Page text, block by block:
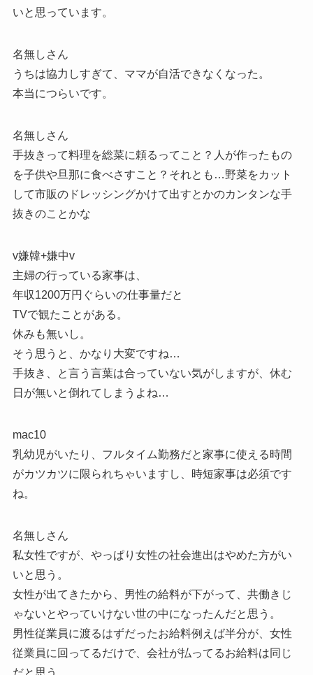
いと思っています。
名無しさん
うちは協力しすぎて、ママが自活できなくなった。
本当につらいです。
名無しさん
手抜きって料理を総菜に頼るってこと？人が作ったもの
を子供や旦那に食べさすこと？それとも…野菜をカット
して市販のドレッシングかけて出すとかのカンタンな手
抜きのことかな
v嫌韓+嫌中v
主婦の行っている家事は、
年収1200万円ぐらいの仕事量だと
TVで観たことがある。
休みも無いし。
そう思うと、かなり大変ですね…
手抜き、と言う言葉は合っていない気がしますが、休む
日が無いと倒れてしまうよね…
mac10
乳幼児がいたり、フルタイム勤務だと家事に使える時間
がカツカツに限られちゃいますし、時短家事は必須です
ね。
名無しさん
私女性ですが、やっぱり女性の社会進出はやめた方がい
いと思う。
女性が出てきたから、男性の給料が下がって、共働きじ
ゃないとやっていけない世の中になったんだと思う。
男性従業員に渡るはずだったお給料例えば半分が、女性
従業員に回ってるだけで、会社が払ってるお給料は同じ